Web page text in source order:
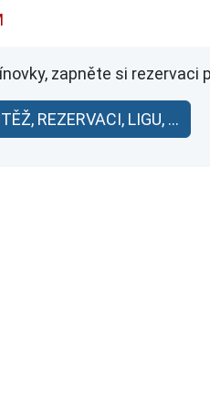
zapněte si rezervaci
REZERVACI, LIGU, ...